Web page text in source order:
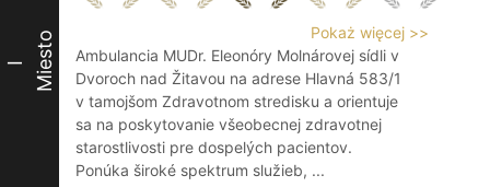
I Miesto
Pokaż więcej >>
Ambulancia MUDr. Eleonóry Molnárovej sídli v
Dvoroch nad Žitavou na adrese Hlavná 583/1
v tamojšom Zdravotnom stredisku a orientuje
sa na poskytovanie všeobecnej zdravotnej
starostlivosti pre dospelých pacientov.
Ponúka široké spektrum služieb, ...